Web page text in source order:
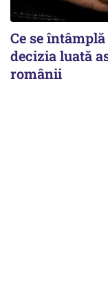
Ce se
decizia luată
românii